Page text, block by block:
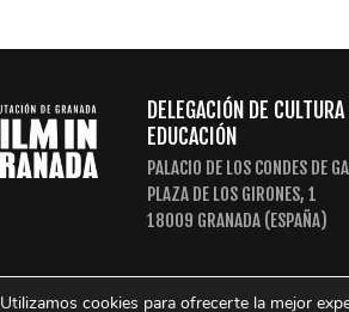
DELEGACIÓN DE
EDUCACIÓN
PALACIO DE LOS CONDES DE
PLAZA DE LOS GIRONES, 1
18009 GRANADA (ESPAÑA)
Utilizamos cookies para ofrecerte la mejor